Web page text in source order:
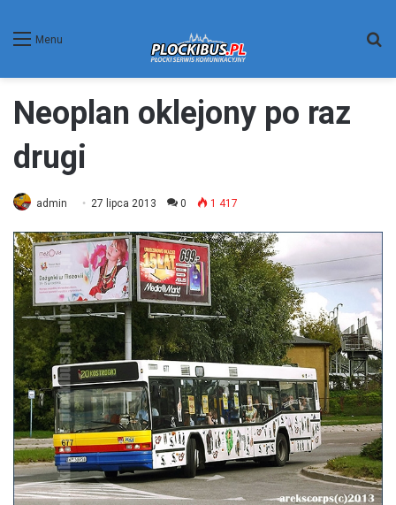
Menu
Neoplan oklejony po raz
drugi
admin 27 lipca 2013 0 1 417